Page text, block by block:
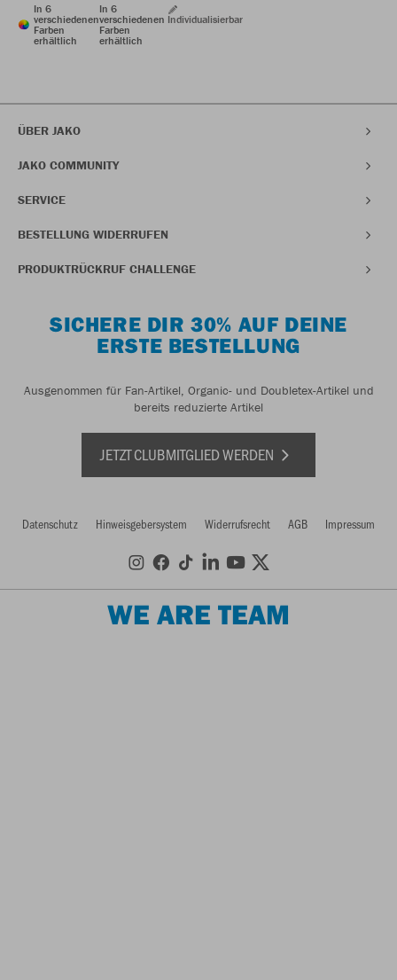
In 6
verschiedenen
Farben
erhältlich
In 6
verschiedenen
Farben
erhältlich
Individualisierbar
ÜBER JAKO
JAKO COMMUNITY
SERVICE
BESTELLUNG WIDERRUFEN
PRODUKTRÜCKRUF CHALLENGE
SICHERE DIR 30% AUF DEINE
ERSTE BESTELLUNG
Ausgenommen für Fan-Artikel, Organic- und Doubletex-Artikel und
bereits reduzierte Artikel
JETZT CLUBMITGLIED WERDEN
Datenschutz Hinweisgebersystem Widerrufsrecht AGB Impressum
WE ARE TEAM